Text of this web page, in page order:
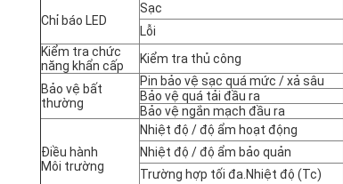
Chỉ báo LED
Sạc
Lỗi
Kiểm tra chức
năng khẩn cấp
Kiểm tra thủ công
Bảo vệ bất
thường
Pin bảo vệ sạc quá mức / xả sâu
Bảo vệ quá tải đầu ra
Bảo vệ ngắn mạch đầu ra
Điều hành
Môi trường
Nhiệt độ / độ ẩm hoạt động
Nhiệt độ / độ ẩm bảo quản
Trường hợp tối đa.Nhiệt độ (Tc)